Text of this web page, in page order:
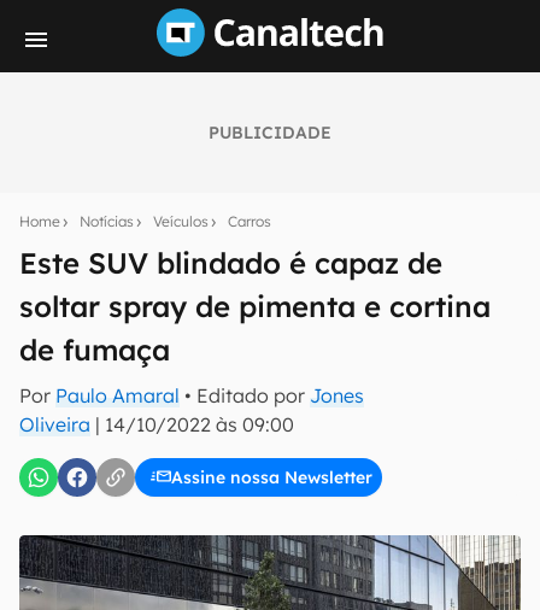
PUBLICIDADE
Home Notícias Veículos Carros
Este SUV blindado é capaz de
soltar spray de pimenta e cortina
de fumaça
Por Paulo Amaral • Editado por Jones
Oliveira | 14/10/2022 às 09:00
Assine nossa Newsletter
notícias e reviews sobre tecnologia em primeira
mão.
E-mail
inscreva-se
Confirmo que li, aceito e concordo com os Termos de
Uso e Política de Privacidade do Canaltech.